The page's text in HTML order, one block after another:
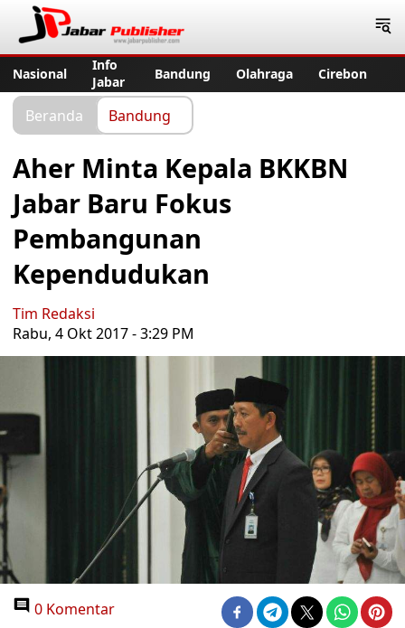
Nasional
Info
Jabar
Bandung Olahraga Cirebon
Beranda Bandung
Aher Minta Kepala BKKBN
Jabar Baru Fokus
Pembangunan
Kependudukan
Tim Redaksi
Rabu, 4 Okt 2017 - 3:29 PM
0 Komentar